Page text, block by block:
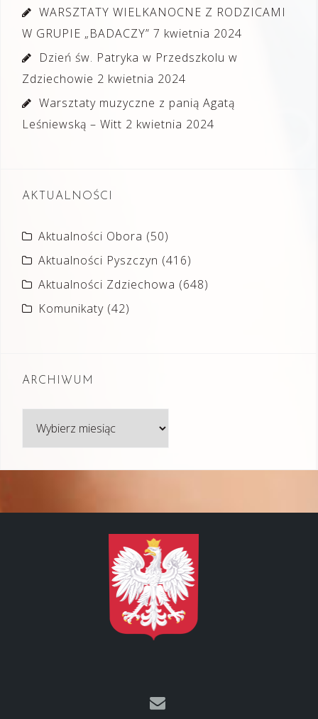
WARSZTATY WIELKANOCNE Z RODZICAMI
W GRUPIE „BADACZY” 7 kwietnia 2024
Dzień św. Patryka w Przedszkolu w
Zdziechowie 2 kwietnia 2024
Warsztaty muzyczne z panią Agatą
Leśniewską – Witt 2 kwietnia 2024
AKTUALNOŚCI
Aktualności Obora (50)
Aktualności Pyszczyn (416)
Aktualności Zdziechowa (648)
Komunikaty (42)
ARCHIWUM